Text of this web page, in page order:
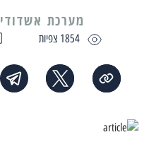
1854 צפיות
מערכת אשדודי